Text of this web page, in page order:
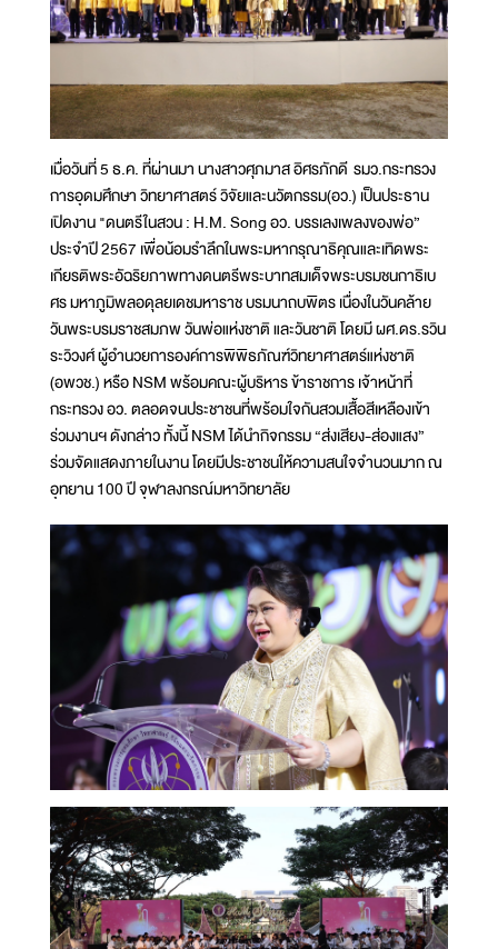
เมื่อวันที่ 5 ธ.ค. ที่ผ่านมา นางสาวศุภมาส อิศรภักดี รมว.กระทรวง
การอุดมศึกษา วิทยาศาสตร์ วิจัยและนวัตกรรม(อว.) เป็นประธาน
เปิดงาน "ดนตรีในสวน : H.M. Song อว. บรรเลงเพลงของพ่อ”
ประจำปี 2567 เพื่อน้อมรำลึกในพระมหากรุณาธิคุณและเทิดพระ
เกียรติพระอัฉริยภาพทางดนตรีพระบาทสมเด็จพระบรมชนกาธิเบ
ศร มหาภูมิพลอดุลยเดชมหาราช บรมนาถบพิตร เนื่องในวันคล้าย
วันพระบรมราชสมภพ วันพ่อแห่งชาติ และวันชาติ โดยมี ผศ.ดร.รวิน
ระวิวงศ์ ผู้อำนวยการองค์การพิพิธภัณฑ์วิทยาศาสตร์แห่งชาติ
(อพวช.) หรือ NSM พร้อมคณะผู้บริหาร ข้าราชการ เจ้าหน้าที่
กระทรวง อว. ตลอดจนประชาชนที่พร้อมใจกันสวมเสื้อสีเหลืองเข้า
ร่วมงานฯ ดังกล่าว ทั้งนี้ NSM ได้นำกิจกรรม “ส่งเสียง-ส่องแสง”
ร่วมจัดแสดงภายในงาน โดยมีประชาชนให้ความสนใจจำนวนมาก ณ
อุทยาน 100 ปี จุฬาลงกรณ์มหาวิทยาลัย